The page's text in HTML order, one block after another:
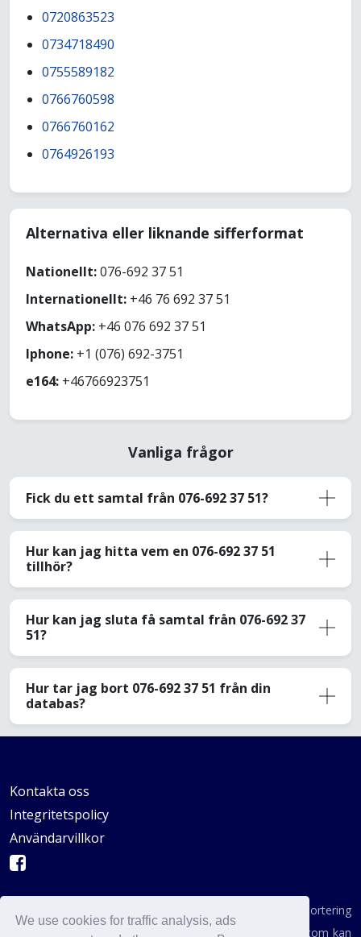
We use cookies for traffic analysis, ads
0720863523
0734718490
0755589182
0766760598
0766760162
0764926193
Alternativa eller liknande sifferformat
Nationellt:076-692 37 51
Internationellt: +46 76 692 37 51
WhatsApp: +46 076 692 37 51
Iphone: +1 (076) 692-3751
e164: +46766923751
Vanliga frågor
Fick du ett samtal från 076-692 37 51?
Hur kan jag hitta vem en 076-692 37 51
tillhör?
Hur kan jag sluta få samtal från 076-692 37
51?
Hur tar jag bort 076-692 37 51 från din
databas?
Kontakta oss
Integritetspolicy
Användarvillkor
AVSKYDANDE: Vi är inte en byrå för konsumentrapportering
enligt definitionen i någon statlig institution. AvoidCaller.com kan